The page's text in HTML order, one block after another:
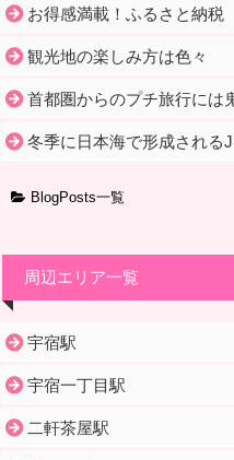
お得感満載！ふるさと納税
観光地の楽しみ方は色々
首都圏からのプチ旅行には
冬季に日本海で形成される
BlogPosts一覧
周辺エリア一覧
宇宿駅
宇宿一丁目駅
二軒茶屋駅